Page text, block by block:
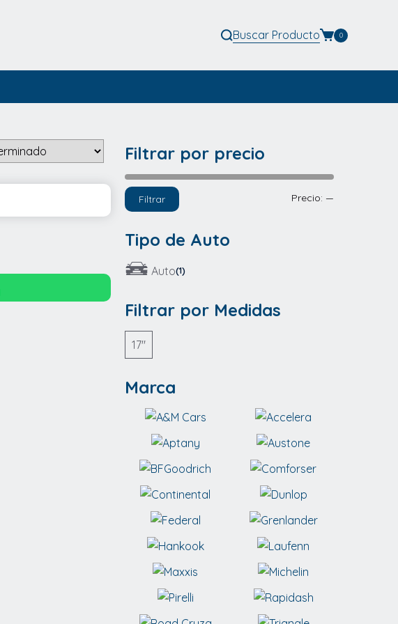
Buscar Producto 0
Filtrar por precio
Filtrar Precio: —
Tipo de Auto
Auto(1)
Filtrar por Medidas
17"
Marca